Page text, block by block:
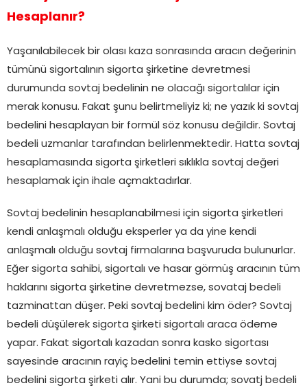
Hesaplanır?
Yaşanılabilecek bir olası kaza sonrasında aracın değerinin
tümünü sigortalının sigorta şirketine devretmesi
durumunda sovtaj bedelinin ne olacağı sigortalılar için
merak konusu. Fakat şunu belirtmeliyiz ki; ne yazık ki sovtaj
bedelini hesaplayan bir formül söz konusu değildir. Sovtaj
bedeli uzmanlar tarafından belirlenmektedir. Hatta sovtaj
hesaplamasında sigorta şirketleri sıklıkla sovtaj değeri
hesaplamak için ihale açmaktadırlar.
Sovtaj bedelinin hesaplanabilmesi için sigorta şirketleri
kendi anlaşmalı olduğu eksperler ya da yine kendi
anlaşmalı olduğu sovtaj firmalarına başvuruda bulunurlar.
Eğer sigorta sahibi, sigortalı ve hasar görmüş aracının tüm
haklarını sigorta şirketine devretmezse, sovataj bedeli
tazminattan düşer. Peki sovtaj bedelini kim öder? Sovtaj
bedeli düşülerek sigorta şirketi sigortalı araca ödeme
yapar. Fakat sigortalı kazadan sonra kasko sigortası
sayesinde aracının rayiç bedelini temin ettiyse sovtaj
bedelini sigorta şirketi alır. Yani bu durumda; sovatj bedeli